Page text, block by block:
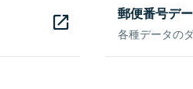
郵便番号デ
各種データの